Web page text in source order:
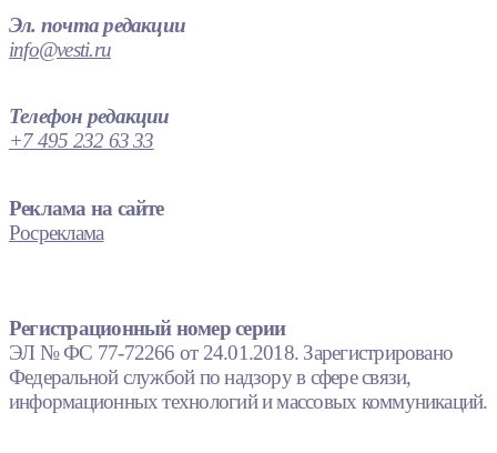
Эл. почта редакции
info@vesti.ru
Телефон редакции
+7 495 232 63 33
Реклама на сайте
Росреклама
Регистрационный номер серии
ЭЛ № ФС 77-72266 от 24.01.2018. Зарегистрировано
Федеральной службой по надзору в сфере связи,
информационных технологий и массовых коммуникаций.